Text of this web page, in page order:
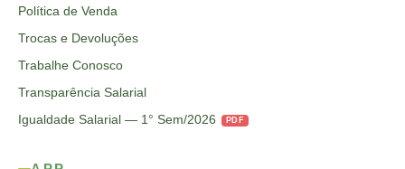
Política de Venda
Trocas e Devoluções
Trabalhe Conosco
Transparência Salarial
Igualdade Salarial — 1° Sem/2026
PDF